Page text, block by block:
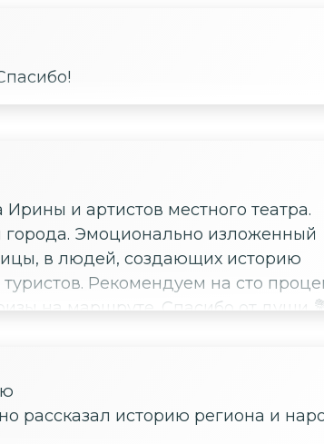
и артистов местного театра.
города. Эмоционально изложенный
в людей, создающих историю
Рекомендуем на сто
на маршруте. Спасибо от души
рассказал историю региона и